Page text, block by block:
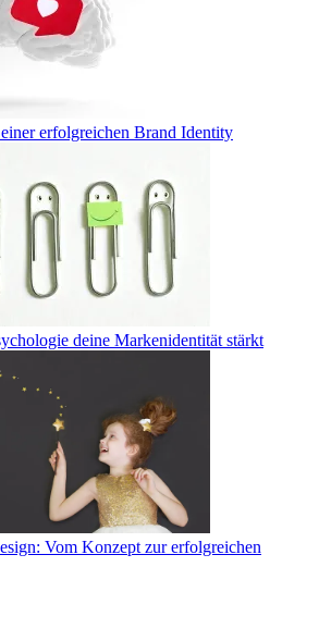
erfolgreichen Brand Identity
deine Markenidentität stärkt
Vom Konzept zur erfolgreichen